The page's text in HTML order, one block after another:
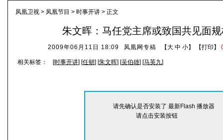
凤凰卫视 > 凤凰节目 > 时事开讲 > 正文
朱文晖：马任党主席或致国共见面
2009年06月11日 18:09 凤凰网专稿 【大 中 小】 【打印 】
相关标签： [时事开讲] [任韧] [朱文晖] [吴伯雄] [马英九]
请先确认是否安装了 最新Flash 播放器
请点击安装按钮